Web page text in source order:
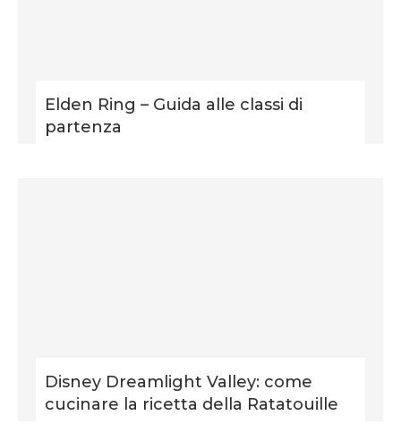
Elden Ring – Guida alle classi di
partenza
Disney Dreamlight Valley: come
cucinare la ricetta della Ratatouille